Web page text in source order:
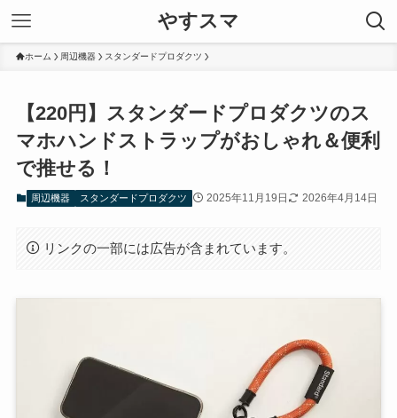
やすスマ
ホーム 周辺機器 スタンダードプロダクツ
【220円】スタンダードプロダクツのス
マホハンドストラップがおしゃれ＆便利
で推せる！
周辺機器 スタンダードプロダクツ 2025年11月19日 2026年4月14日
リンクの一部には広告が含まれています。